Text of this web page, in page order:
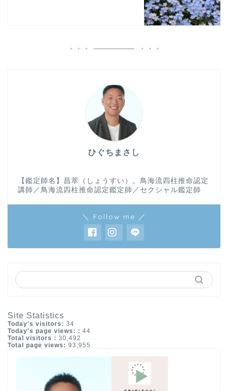
ひぐちまさし
【鑑定師名】昌萃（しょうすい）。鳥海流四柱推命認定
講師／鳥海流四柱推命認定鑑定師／セクシャル鑑定師
＼ Follow me ／
Site Statistics
Today's visitors: 34
Today's page views: : 44
Total visitors : 30,492
Total page views: 93,955